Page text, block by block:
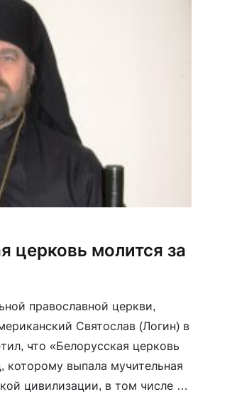
церковь молится за
православной церкви,
Святослав (Логин) в
что «Белорусская церковь
которому выпала мучительная
цивилизации, в том числе и